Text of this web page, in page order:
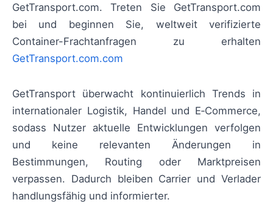
GetTransport.com. Treten Sie GetTransport.com
bei und beginnen Sie, weltweit verifizierte
Container-Frachtanfragen zu erhalten
GetTransport.com.com
GetTransport überwacht kontinuierlich Trends in
internationaler Logistik, Handel und E‑Commerce,
sodass Nutzer aktuelle Entwicklungen verfolgen
und keine relevanten Änderungen in
Bestimmungen, Routing oder Marktpreisen
verpassen. Dadurch bleiben Carrier und Verlader
handlungsfähig und informierter.